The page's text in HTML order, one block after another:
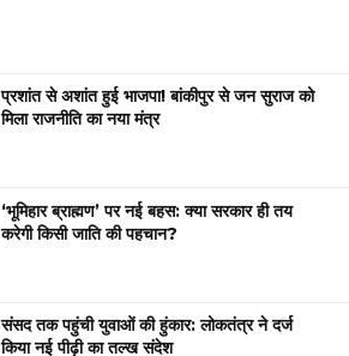
प्रशांत से अशांत हुई भाजपा! बांकीपुर से जन सुराज को
मिला राजनीति का नया मंत्र
‘भूमिहार ब्राह्मण’ पर नई बहस: क्या सरकार ही तय
करेगी किसी जाति की पहचान?
संसद तक पहुंची युवाओं की हुंकार: लोकतंत्र ने दर्ज
किया नई पीढ़ी का तल्ख संदेश